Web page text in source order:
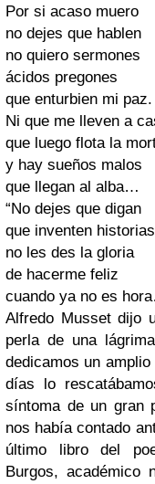
Por si acaso muero
no dejes que hablen
no quiero sermones
ácidos pregones
que enturbien mi paz.
Ni que me lleven a
que luego flota la
y hay sueños malos
que llegan al alba…
“No dejes que digan
que inventen historias
no les des la gloria
de hacerme feliz
cuando ya no es
Alfredo Musset dijo
perla de una
dedicamos un
días lo
síntoma de un gran
nos había contado
último libro del
Burgos, académico